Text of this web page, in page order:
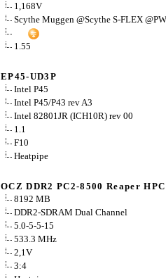
1,168V
Scythe Muggen @Scythe S-FLEX
1.55
EP45-UD3P
Intel P45
Intel P45/P43 rev A3
Intel 82801JR (ICH10R) rev 00
1.1
F10
Heatpipe
OCZ DDR2 PC2-8500 Reaper
8192 MB
DDR2-SDRAM Dual Channel
5.0-5-5-15
533.3 MHz
2,1V
3:4